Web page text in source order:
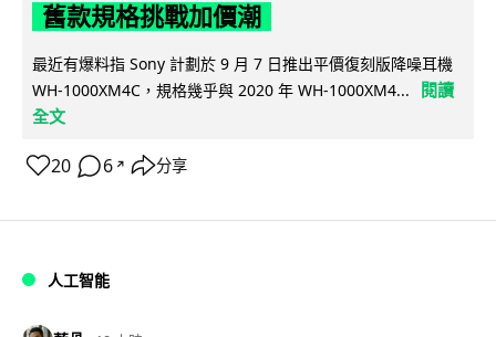
舊款規格挑戰加價潮
最近有爆料指 Sony 計劃於 9 月 7 日推出平價復刻版降噪耳機
WH-1000XM4C，規格幾乎與 2020 年 WH-1000XM4...
閱讀
全文
20 6 ↗ 分享
人工智能